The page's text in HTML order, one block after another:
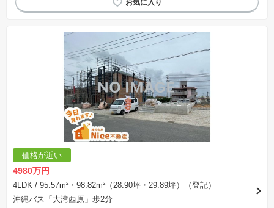
価格が近い
4980万円
4LDK / 95.57m²・98.82m²（28.90坪・29.89坪）（登記）
沖縄バス「大湾西原」歩2分